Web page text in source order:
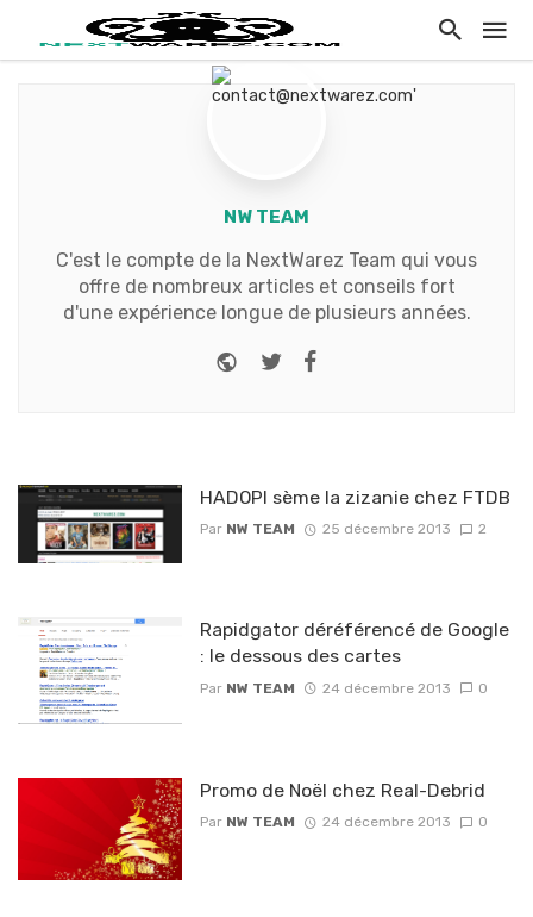
NW TEAM
C'est le compte de la NextWarez Team qui vous
offre de nombreux articles et conseils fort
d'une expérience longue de plusieurs années.
Website
Twitter
HADOPI sème la zizanie chez FTDB
Par NW TEAM 25 décembre 2013 2
Rapidgator déréférencé de Google
: le dessous des cartes
Par NW TEAM 24 décembre 2013 0
Promo de Noël chez Real-Debrid
Par NW TEAM 24 décembre 2013 0